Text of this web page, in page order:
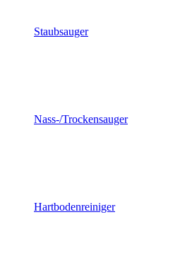
Staubsauger
Nass-/Trockensauger
Hartbodenreiniger